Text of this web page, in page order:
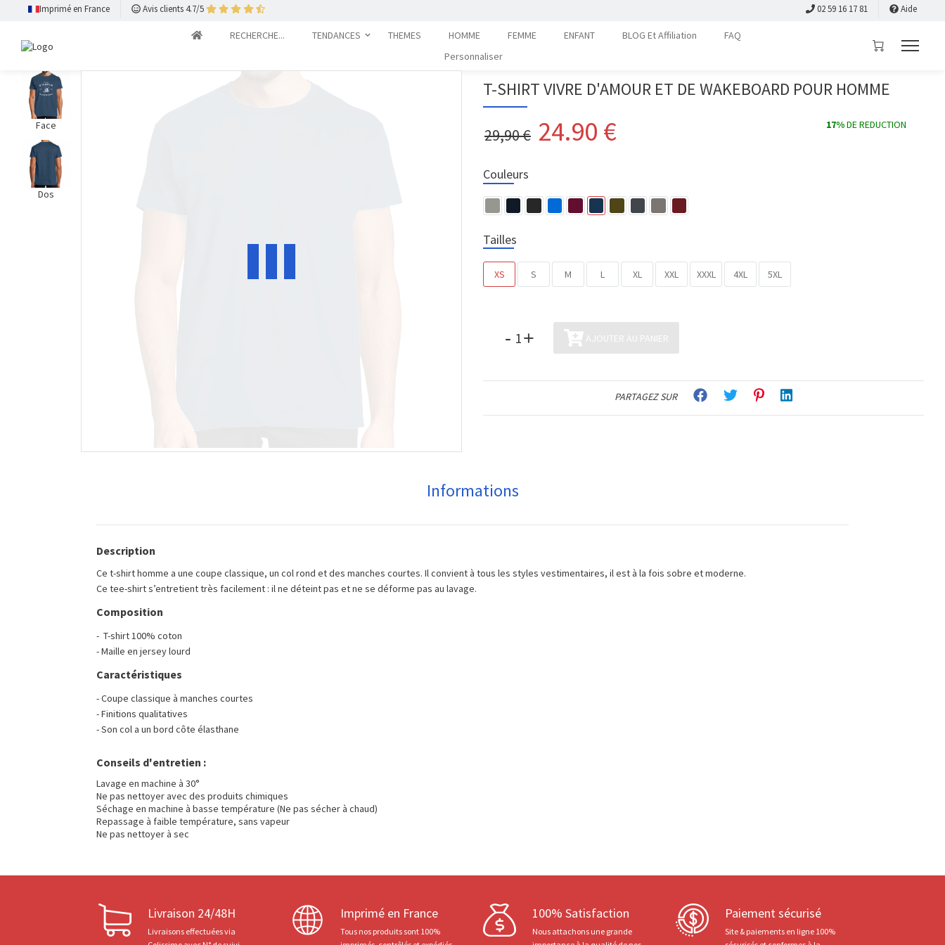
Imprimé en France Avis clients 4.7/5 02 59 16 17 81 Aide
RECHERCHE... TENDANCES THEMES HOMME FEMME ENFANT BLOG Et Affiliation
FAQ
Personnaliser
Face
Dos
T-SHIRT VIVRE D'AMOUR ET DE WAKEBOARD POUR HOMME
29,90 € 24.90 € 17%DE REDUCTION
Couleurs
Tailles
XS S M L XL XXL XXXL 4XL 5XL
- + AJOUTER AU PANIER
PARTAGEZ SUR
Informations
Description
Ce t-shirt homme a une coupe classique, un col rond et des manches courtes. Il convient à tous les styles vestimentaires, il est à la fois sobre et moderne.
Ce tee-shirt s’entretient très facilement : il ne déteint pas et ne se déforme pas au lavage.
Composition
- T-shirt 100% coton
- Maille en jersey lourd
Caractéristiques
- Coupe classique à manches courtes
- Finitions qualitatives
- Son col a un bord côte élasthane
Conseils d'entretien :
Lavage en machine à 30°
Ne pas nettoyer avec des produits chimiques
Séchage en machine à basse température (Ne pas sécher à chaud)
Repassage à faible température, sans vapeur
Ne pas nettoyer à sec
Livraison 24/48H
Livraisons effectuées via
Imprimé en France
Tous nos produits sont 100%
100% Satisfaction
Nous attachons une grande
Paiement sécurisé
Site & paiements en ligne 100%